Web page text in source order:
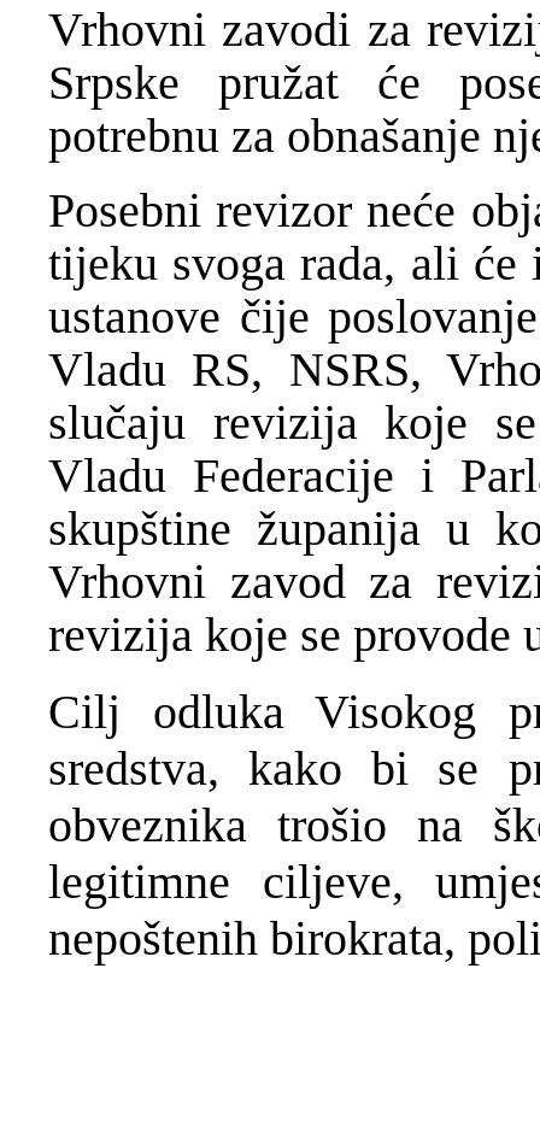
Vrhovni zavodi za
Srpske pružat će
potrebnu za obnašanje
Posebni revizor neće
tijeku svoga rada, ali
ustanove čije
Vladu RS, NSRS,
slučaju revizija koje
Vladu Federacije i
skupštine županija u
Vrhovni zavod za
revizija koje se provode
Cilj odluka Visokog
sredstva, kako bi se
obveznika trošio na
legitimne ciljeve,
nepoštenih birokrata,